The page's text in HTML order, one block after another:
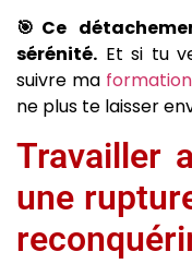
🎯Ce
sérénité. Et si tu
suivre ma
ne plus te laisser
Travailler
une